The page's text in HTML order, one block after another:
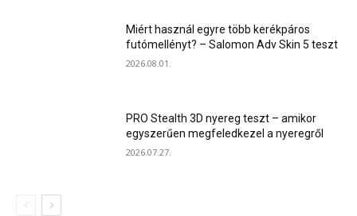
Miért használ egyre több kerékpáros
futómellényt? – Salomon Adv Skin 5 teszt
2026.08.01.
PRO Stealth 3D nyereg teszt – amikor
egyszerűen megfeledkezel a nyeregről
2026.07.27.